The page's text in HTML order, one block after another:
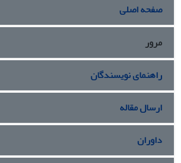
صفحه اصلی
مرور
راهنمای نویسندگان
ارسال مقاله
داوران